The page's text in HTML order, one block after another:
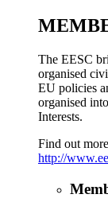
The EESC
organised
EU policies
organised
Interests.
Find out
http://